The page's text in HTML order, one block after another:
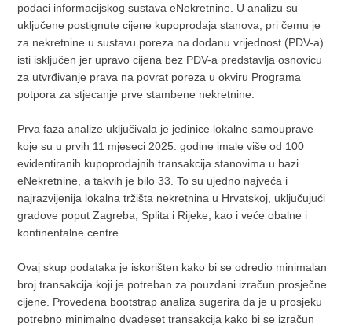
podaci informacijskog sustava eNekretnine. U analizu su
uključene postignute cijene kupoprodaja stanova, pri čemu je
za nekretnine u sustavu poreza na dodanu vrijednost (PDV-a)
isti isključen jer upravo cijena bez PDV-a predstavlja osnovicu
za utvrđivanje prava na povrat poreza u okviru Programa
potpora za stjecanje prve stambene nekretnine.
Prva faza analize uključivala je jedinice lokalne samouprave
koje su u prvih 11 mjeseci 2025. godine imale više od 100
evidentiranih kupoprodajnih transakcija stanovima u bazi
eNekretnine, a takvih je bilo 33. To su ujedno najveća i
najrazvijenija lokalna tržišta nekretnina u Hrvatskoj, uključujući
gradove poput Zagreba, Splita i Rijeke, kao i veće obalne i
kontinentalne centre.
Ovaj skup podataka je iskorišten kako bi se odredio minimalan
broj transakcija koji je potreban za pouzdani izračun prosječne
cijene. Provedena bootstrap analiza sugerira da je u prosjeku
potrebno minimalno dvadeset transakcija kako bi se izračun